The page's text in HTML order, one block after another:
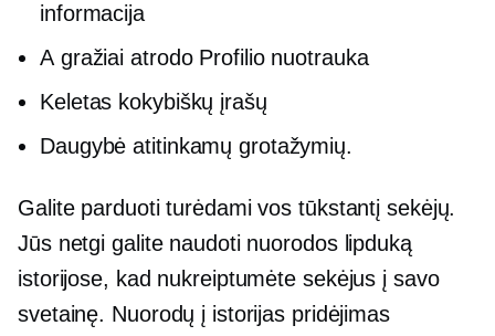
informacija
A gražiai atrodoProfilio nuotrauka
Keletas kokybiškų įrašų
Daugybė atitinkamų grotažymių.
Galite parduoti turėdami vos tūkstantį sekėjų.
Jūs netgi galite naudoti nuorodos lipduką
istorijose, kad nukreiptumėte sekėjus į savo
svetainę. Nuorodų į istorijas pridėjimas